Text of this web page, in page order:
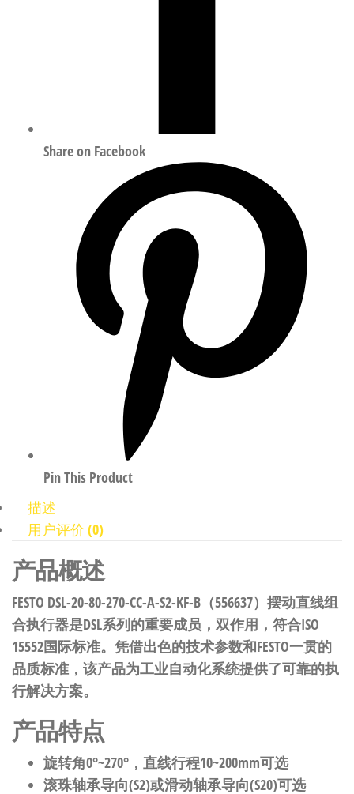
Share on Facebook
Pin This Product
描述
用户评价 (0)
产品概述
FESTO DSL-20-80-270-CC-A-S2-KF-B（556637）摆动直线组
合执行器是DSL系列的重要成员，双作用，符合ISO
15552国际标准。凭借出色的技术参数和FESTO一贯的
品质标准，该产品为工业自动化系统提供了可靠的执
行解决方案。
产品特点
旋转角0°~270°，直线行程10~200mm可选
滚珠轴承导向(S2)或滑动轴承导向(S20)可选